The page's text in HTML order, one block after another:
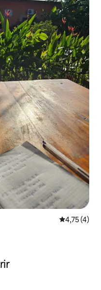
Évaluation
4,75 (4)